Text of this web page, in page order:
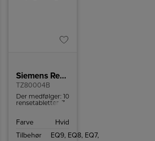
Siemens Rengøringskit til espressomaskiner
TZ80004B
Der medfølger: 10
rensetabletter, 3
vandfilter, 1
Farve
Hvid
Tilbehør
EQ9, EQ8, EQ7,